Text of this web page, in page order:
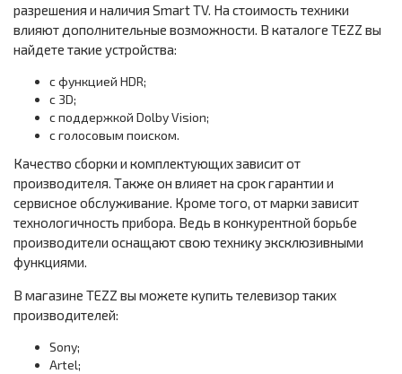
разрешения и наличия Smart TV. На стоимость техники
влияют дополнительные возможности. В каталоге TEZZ вы
найдете такие устройства:
с функцией HDR;
с 3D;
с поддержкой Dolby Vision;
с голосовым поиском.
Качество сборки и комплектующих зависит от
производителя. Также он влияет на срок гарантии и
сервисное обслуживание. Кроме того, от марки зависит
технологичность прибора. Ведь в конкурентной борьбе
производители оснащают свою технику эксклюзивными
функциями.
В магазине TEZZ вы можете купить телевизор таких
производителей:
Sony;
Artel;